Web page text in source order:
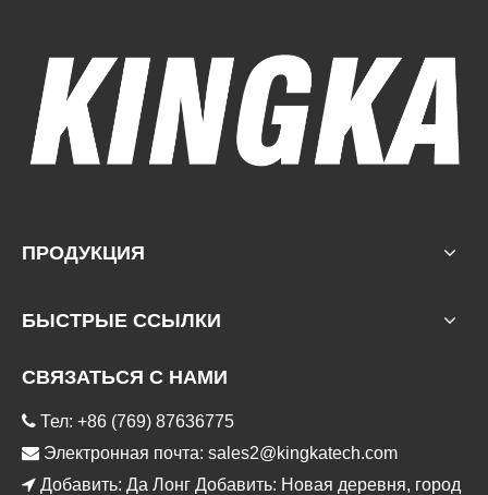
ПРОДУКЦИЯ
БЫСТРЫЕ ССЫЛКИ
СВЯЗАТЬСЯ С НАМИ
 Тел: +86 (769) 87636775
 Электронная почта: sales2@kingkatech.com
 Добавить: Да Лонг Добавить: Новая деревня, город